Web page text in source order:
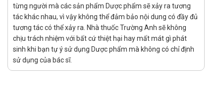
Tác dụng phụ có thể không giống nhau tùy vào cơ địa mỗi
người. Thông báo cho bác sĩ những tác dụng không mong
muốn gặp phải khi dùng bao cao su.
Tương tác Bao cao su Sagami 0.02
từng người mà các sản phẩm Dược phẩm sẽ xảy ra tương
tác khác nhau, vì vậy không thể đảm bảo nội dung có đầy đủ
tương tác có thể xảy ra. Nhà thuốc Trường Anh sẽ không
chịu trách nhiệm với bất cứ thiệt hại hay mất mát gì phát
sinh khi bạn tự ý sử dụng Dược phẩm mà không có chỉ định
sử dụng của bác sĩ.